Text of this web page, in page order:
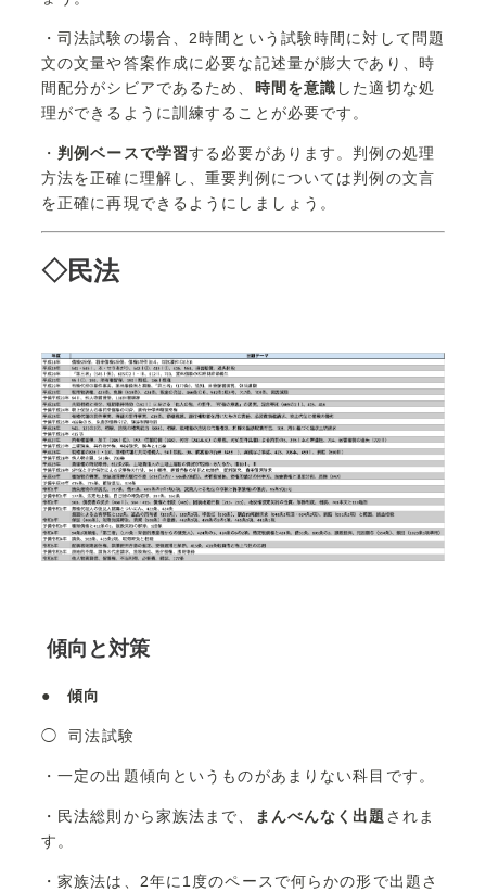
・司法試験の場合、2時間という試験時間に対して問題
文の文量や答案作成に必要な記述量が膨大であり、時
間配分がシビアであるため、 時間を意識 した適切な処
理ができるように訓練することが必要です。
・ 判例ベースで学習する必要があります。判例の処理
方法を正確に理解し、重要判例については判例の文言
を正確に再現できるようにしましょう。
◇民法
傾向と対策
●傾向
◯ 司法試験
・一定の出題傾向というものがあまりない科目です。
・民法総則から家族法まで、 まんべんなく出題 されま
す。
・家族法は、2年に1度のペースで何らかの形で出題さ